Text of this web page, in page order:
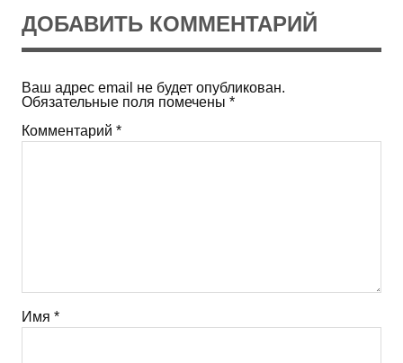
ДОБАВИТЬ КОММЕНТАРИЙ
Ваш адрес email не будет опубликован.
Обязательные поля помечены *
Комментарий *
Имя *